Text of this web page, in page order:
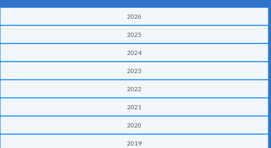
2026
2025
2024
2023
2022
2021
2020
2019